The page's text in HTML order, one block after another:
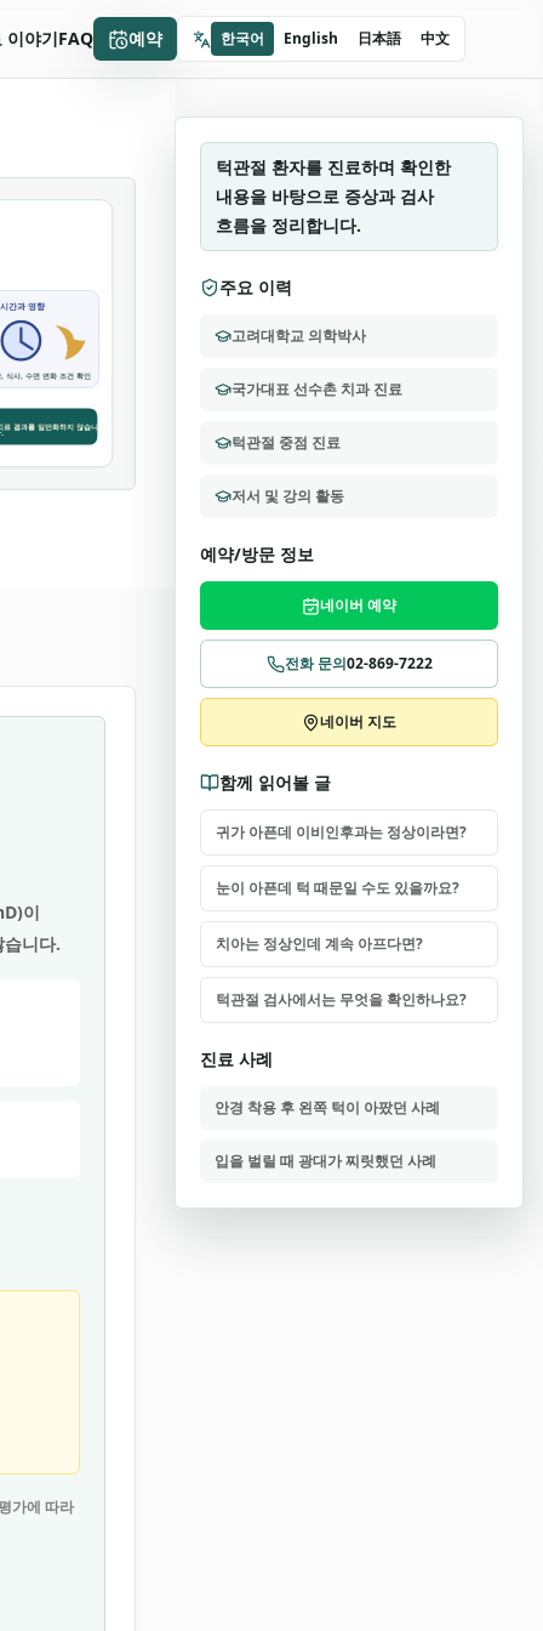
이야기FAQ 예약 한국어 English 日本語 中文
이
니다.
가에 따라
오복만세치과
이수영 원장
턱관절 중점 진료
턱관절 환자를 진료하며 확인한
내용을 바탕으로 증상과 검사
흐름을 정리합니다.
주요 이력
고려대학교 의학박사
국가대표 선수촌 치과 진료
턱관절 중점 진료
저서 및 강의 활동
예약/방문 정보
네이버 예약
전화 문의02-869-7222
네이버 지도
함께 읽어볼 글
귀가 아픈데 이비인후과는 정상이라면?
눈이 아픈데 턱 때문일 수도 있을까요?
치아는 정상인데 계속 아프다면?
턱관절 검사에서는 무엇을 확인하나요?
진료 사례
안경 착용 후 왼쪽 턱이 아팠던 사례
입을 벌릴 때 광대가 찌릿했던 사례